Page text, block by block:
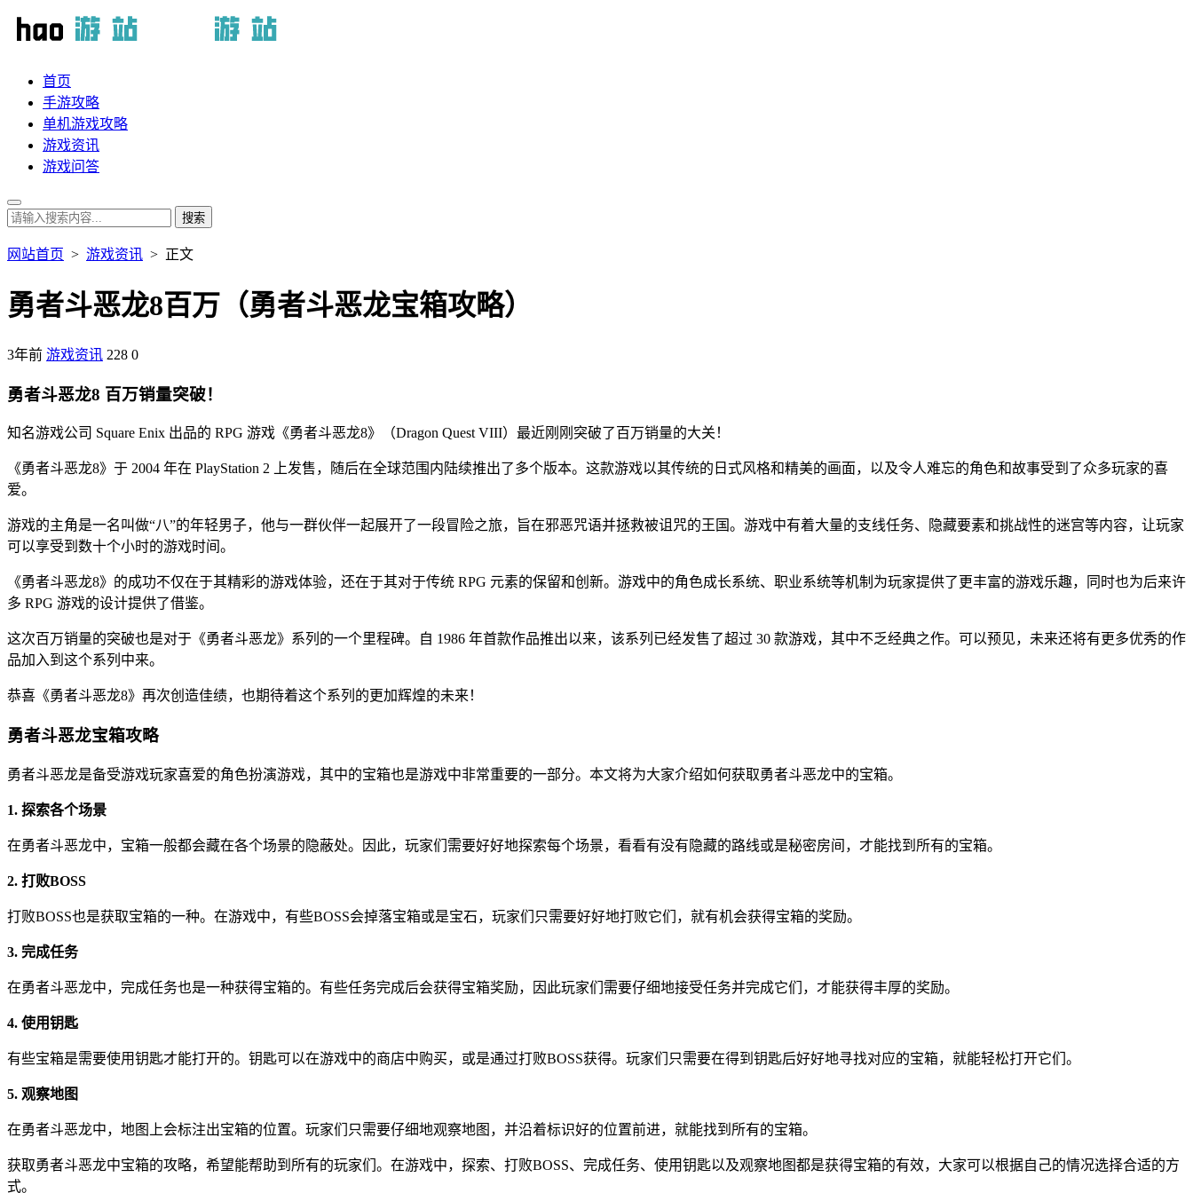
首页
手游攻略
单机游戏攻略
游戏资讯
游戏问答
网站首页 > 游戏资讯 > 正文
勇者斗恶龙8百万（勇者斗恶龙宝箱攻略）
3年前 游戏资讯 228 0
勇者斗恶龙8 百万销量突破！
知名游戏公司 Square Enix 出品的 RPG 游戏《勇者斗恶龙8》（Dragon Quest VIII）最近刚刚突破了百万销量的大关！
《勇者斗恶龙8》于 2004 年在 PlayStation 2 上发售，随后在全球范围内陆续推出了多个版本。这款游戏以其传统的日式风格和精美的画面，以及令人难忘的角色和故事受到了众多玩家的喜
爱。
游戏的主角是一名叫做“八”的年轻男子，他与一群伙伴一起展开了一段冒险之旅，旨在邪恶咒语并拯救被诅咒的王国。游戏中有着大量的支线任务、隐藏要素和挑战性的迷宫等内容，让玩家
可以享受到数十个小时的游戏时间。
《勇者斗恶龙8》的成功不仅在于其精彩的游戏体验，还在于其对于传统 RPG 元素的保留和创新。游戏中的角色成长系统、职业系统等机制为玩家提供了更丰富的游戏乐趣，同时也为后来许
多 RPG 游戏的设计提供了借鉴。
这次百万销量的突破也是对于《勇者斗恶龙》系列的一个里程碑。自 1986 年首款作品推出以来，该系列已经发售了超过 30 款游戏，其中不乏经典之作。可以预见，未来还将有更多优秀的作
品加入到这个系列中来。
恭喜《勇者斗恶龙8》再次创造佳绩，也期待着这个系列的更加辉煌的未来！
勇者斗恶龙宝箱攻略
勇者斗恶龙是备受游戏玩家喜爱的角色扮演游戏，其中的宝箱也是游戏中非常重要的一部分。本文将为大家介绍如何获取勇者斗恶龙中的宝箱。
1. 探索各个场景
在勇者斗恶龙中，宝箱一般都会藏在各个场景的隐蔽处。因此，玩家们需要好好地探索每个场景，看看有没有隐藏的路线或是秘密房间，才能找到所有的宝箱。
2. 打败BOSS
打败BOSS也是获取宝箱的一种。在游戏中，有些BOSS会掉落宝箱或是宝石，玩家们只需要好好地打败它们，就有机会获得宝箱的奖励。
3. 完成任务
在勇者斗恶龙中，完成任务也是一种获得宝箱的。有些任务完成后会获得宝箱奖励，因此玩家们需要仔细地接受任务并完成它们，才能获得丰厚的奖励。
4. 使用钥匙
有些宝箱是需要使用钥匙才能打开的。钥匙可以在游戏中的商店中购买，或是通过打败BOSS获得。玩家们只需要在得到钥匙后好好地寻找对应的宝箱，就能轻松打开它们。
5. 观察地图
在勇者斗恶龙中，地图上会标注出宝箱的位置。玩家们只需要仔细地观察地图，并沿着标识好的位置前进，就能找到所有的宝箱。
获取勇者斗恶龙中宝箱的攻略，希望能帮助到所有的玩家们。在游戏中，探索、打败BOSS、完成任务、使用钥匙以及观察地图都是获得宝箱的有效，大家可以根据自己的情况选择合适的方
式。